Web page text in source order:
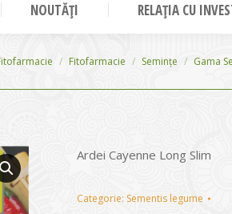
NOUTĂȚI RELAȚIA CU
Fitofarmacie Semințe Gama
Ardei Cayenne Long Slim
Categorie: Sementis legume